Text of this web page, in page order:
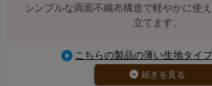
シンプルな両面不織布構造で軽やかに使
立てます。
こちらの製品の薄い生地タイ